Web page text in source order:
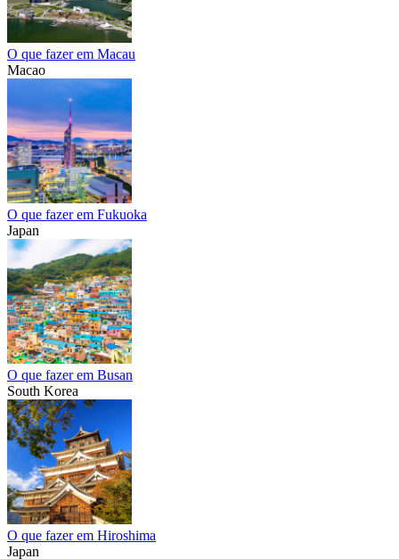
O que fazer em Macau
Macao
O que fazer em Fukuoka
Japan
O que fazer em Busan
South Korea
O que fazer em Hiroshima
Japan